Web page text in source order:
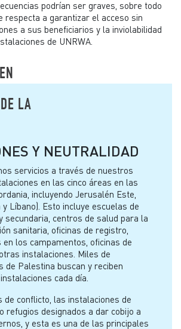
podrían ser graves, sobre todo
respecta a garantizar el acceso sin
a sus beneficiarios y la inviolabilidad
de UNRWA.
LA
Y NEUTRALIDAD
servicios a través de nuestros
en las cinco áreas en las
incluyendo Jerusalén Este,
y Líbano). Esto incluye escuelas de
secundaria, centros de salud para la
sanitaria, oficinas de registro,
en los campamentos, oficinas de
instalaciones. Miles de
de Palestina buscan y reciben
cada día.
de conflicto, las instalaciones de
refugios designados a dar cobijo a
y esta es una de las principales